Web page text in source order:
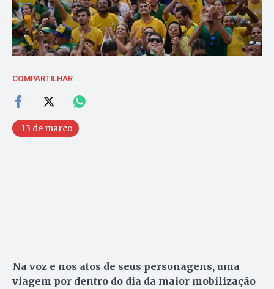
COMPARTILHAR
13 de março
Na voz e nos atos de seus personagens, uma
viagem por dentro do dia da maior mobilização